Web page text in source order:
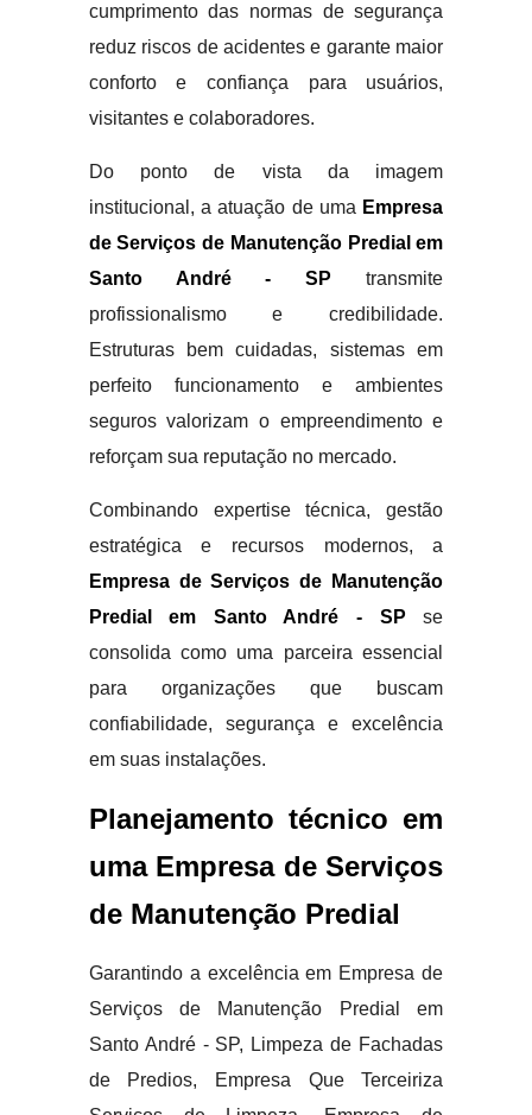
cumprimento das normas de segurança
reduz riscos de acidentes e garante maior
conforto e confiança para usuários,
visitantes e colaboradores.
Do ponto de vista da imagem
institucional, a atuação de uma Empresa
de Serviços de Manutenção Predial em
Santo André - SP transmite
profissionalismo e credibilidade.
Estruturas bem cuidadas, sistemas em
perfeito funcionamento e ambientes
seguros valorizam o empreendimento e
reforçam sua reputação no mercado.
Combinando expertise técnica, gestão
estratégica e recursos modernos, a
Empresa de Serviços de Manutenção
Predial em Santo André - SP se
consolida como uma parceira essencial
para organizações que buscam
confiabilidade, segurança e excelência
em suas instalações.
Planejamento técnico em
uma Empresa de Serviços
de Manutenção Predial
Garantindo a excelência em Empresa de
Serviços de Manutenção Predial em
Santo André - SP, Limpeza de Fachadas
de Predios, Empresa Que Terceiriza